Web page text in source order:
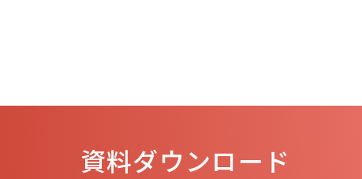
資料ダウンロード